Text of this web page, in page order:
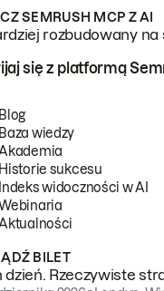
SEMRUSH MCP Z AI
rozbudowany
się z platformą
Blog
Baza wiedzy
Historie sukcesu
Indeks widoczności w AI
BILET
dzień. Rzeczywiste